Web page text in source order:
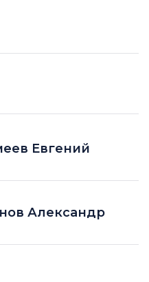
на одного
на двух
ворота
Евгений
Александр